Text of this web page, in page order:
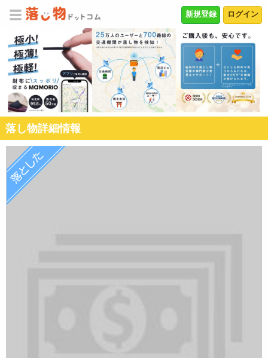
ログイン
新規登録
落し物詳細情報